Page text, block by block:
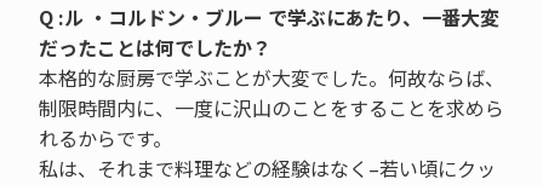
Q :ル ・コルドン・ブルー で学ぶにあたり、一番大変
だったことは何でしたか？
本格的な厨房で学ぶことが大変でした。何故ならば、
制限時間内に、一度に沢山のことをすることを求めら
れるからです。
私は、それまで料理などの経験はなく–若い頃にクッ